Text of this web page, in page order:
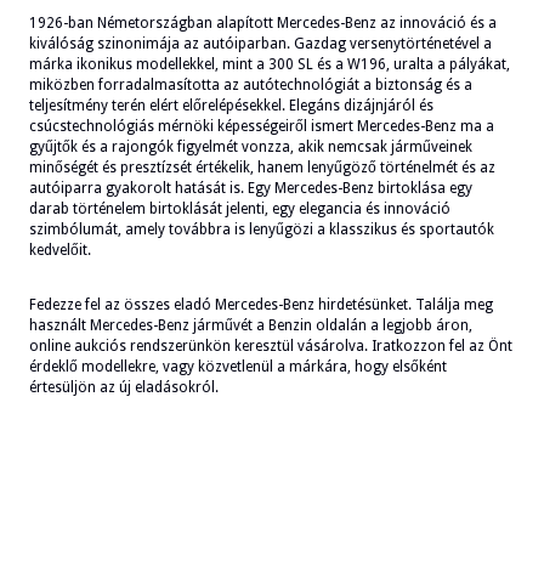
1926-ban Németországban alapított Mercedes-Benz az innováció és a
kiválóság szinonimája az autóiparban. Gazdag versenytörténetével a
márka ikonikus modellekkel, mint a 300 SL és a W196, uralta a pályákat,
miközben forradalmasította az autótechnológiát a biztonság és a
teljesítmény terén elért előrelépésekkel. Elegáns dizájnjáról és
csúcstechnológiás mérnöki képességeiről ismert Mercedes-Benz ma a
gyűjtők és a rajongók figyelmét vonzza, akik nemcsak járműveinek
minőségét és presztízsét értékelik, hanem lenyűgöző történelmét és az
autóiparra gyakorolt hatását is. Egy Mercedes-Benz birtoklása egy
darab történelem birtoklását jelenti, egy elegancia és innováció
szimbólumát, amely továbbra is lenyűgözi a klasszikus és sportautók
kedvelőit.
Fedezze fel az összes eladó Mercedes-Benz hirdetésünket. Találja meg
használt Mercedes-Benz járművét a Benzin oldalán a legjobb áron,
online aukciós rendszerünkön keresztül vásárolva. Iratkozzon fel az Önt
érdeklő modellekre, vagy közvetlenül a márkára, hogy elsőként
értesüljön az új eladásokról.